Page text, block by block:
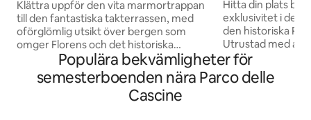
promenad till Duomo.
Klättra uppför den vita marmortrappan
till den fantastiska takterrassen, med
oförglömlig utsikt över bergen som
omger Florens och det historiska
centrum. Denna lägenhet har nyligen
renoverats och blandar olika typer av
arkitektur och design. I lägenheten finns
gott om utrymme för din smarta
nära domkyrkan
Hitta din plats
exklusivitet i
den historiska
Utrustad med
fascinerar den
bevarar de
och en inredning
Populära bekvämligheter för
semesterboenden nära Parco delle
Cascine